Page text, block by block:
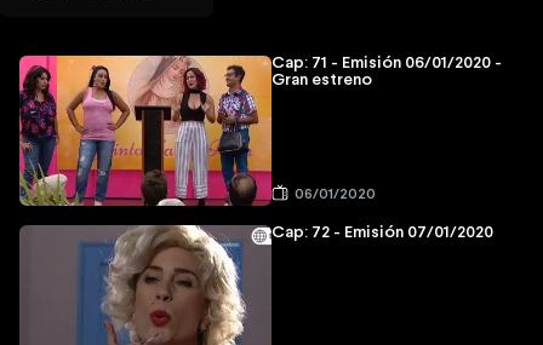
Cap: 71 - Emisión 06/01/2020 -
Gran estreno
06/01/2020
Cap: 72 - Emisión 07/01/2020